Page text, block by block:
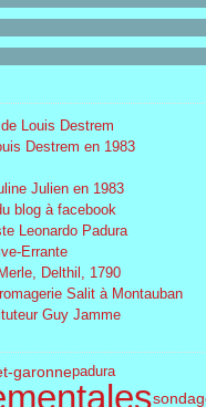
Louis Destrem
Destrem en 1983
Julien en 1983
blog à facebook
Leonardo Padura
Errante
Delthil, 1790
Salit à Montauban
Guy Jamme
garonnepadura